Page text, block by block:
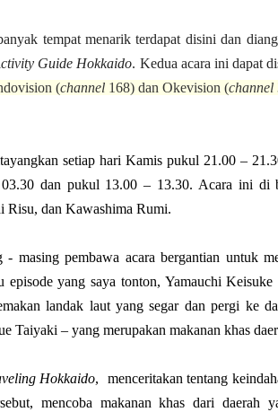
tempat menarik terdapat disini dan
Guide Hokkaido. Kedua acara ini dapat
(channel 168) dan Okevision (channel
setiap hari Kamis pukul 21.00 –
dan pukul 13.00 – 13.30. Acara ini di
dan Kawashima Rumi.
- masing pembawa acara bergantian untuk
episode yang saya tonton, Yamauchi
landak laut yang segar dan pergi ke
Taiyaki – yang merupakan makanan khas
Hokkaido, menceritakan tentang
mencoba makanan khas dari daerah